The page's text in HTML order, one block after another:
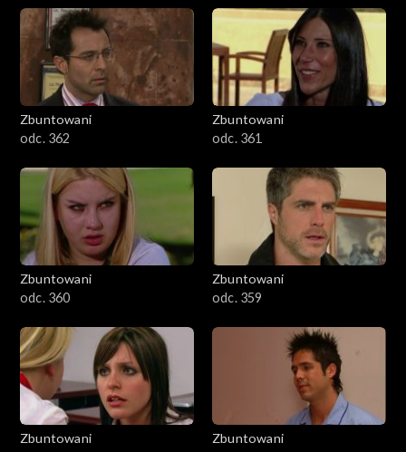
Zbuntowani
odc. 362
Zbuntowani
odc. 361
Zbuntowani
odc. 360
Zbuntowani
odc. 359
Zbuntowani
Zbuntowani